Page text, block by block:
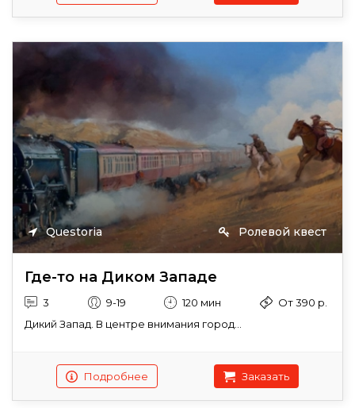
Questoria Ролевой квест
Где-то на Диком Западе
3 9-19 120 мин
От 390 р.
Дикий Запад. В центре внимания город...
Подробнее Заказать